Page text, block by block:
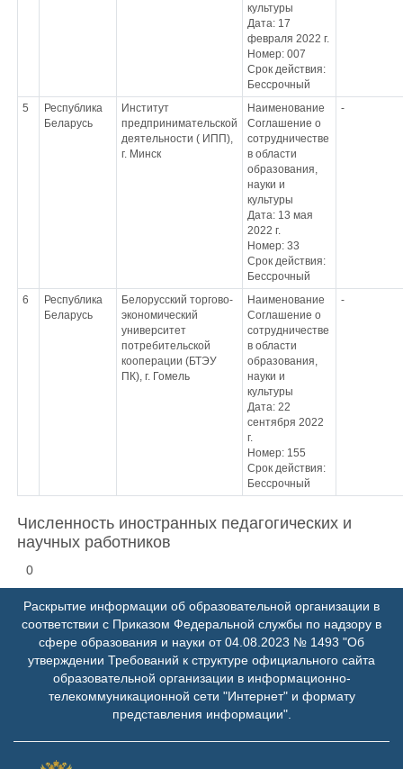
культуры
Дата: 17
февраля 2022 г.
Номер: 007
Срок действия:
Бессрочный
5
Республика
Беларусь
Институт
предпринимательской
деятельности ( ИПП),
г. Минск
Наименование
Соглашение о
сотрудничестве
в области
образования,
науки и
культуры
Дата: 13 мая
2022 г.
Номер: 33
Срок действия:
Бессрочный
-
6
Республика
Беларусь
Белорусский торгово-
экономический
университет
потребительской
кооперации (БТЭУ
ПК), г. Гомель
Наименование
Соглашение о
сотрудничестве
в области
образования,
науки и
культуры
Дата: 22
сентября 2022
г.
Номер: 155
Срок действия:
Бессрочный
-
Численность иностранных педагогических и
научных работников
0
Раскрытие информации об образовательной организации в
соответствии с Приказом Федеральной службы по надзору в
сфере образования и науки от 04.08.2023 № 1493 "Об
утверждении Требований к структуре официального сайта
образовательной организации в информационно-
телекоммуникационной сети "Интернет" и формату
представления информации".